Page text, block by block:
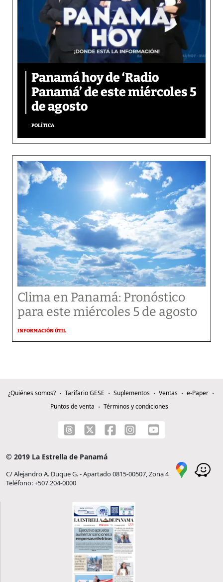
Panamá hoy de ‘Radio
Panamá’ de este miércoles 5
de agosto
POLÍTICA
Clima en Panamá: Pronóstico
para este miércoles 5 de agosto
INFORMACIÓN ÚTIL
¿Quiénes somos? Tarifario GESE Suplementos Ventas
e-Paper
Puntos de venta
Términos y condiciones
© 2019 La Estrella de Panamá
C/ Alejandro A. Duque G. - Apartado 0815-00507, Zona 4
Teléfono: +507 204-0000